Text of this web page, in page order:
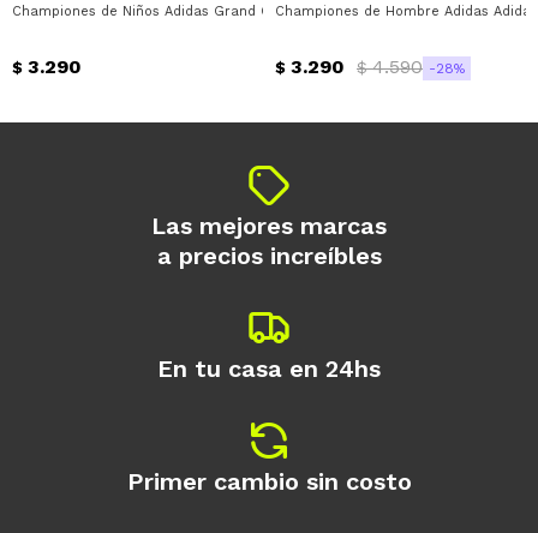
Championes de Niños Adidas Grand Court 3.0 Juniors Adidas - Blanco
$ 3.290
Championes de Hombre Adidas
$ 3.290 $ 4.590 28
Las mejores marcas
a precios increíbles
En tu casa en 24hs
Primer cambio sin costo
Día Mes Año
Continuar